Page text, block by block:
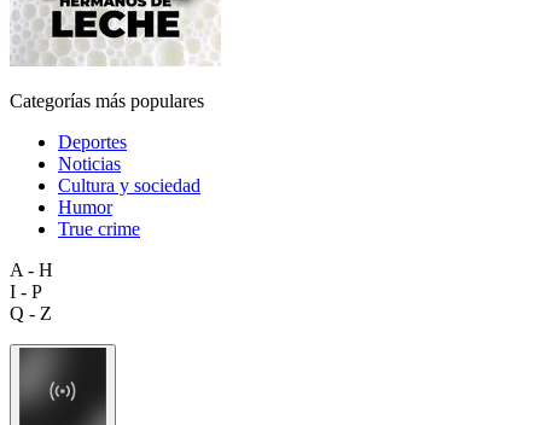
Categorías más populares
Deportes
Noticias
Cultura y sociedad
Humor
True crime
A - H
I - P
Q - Z